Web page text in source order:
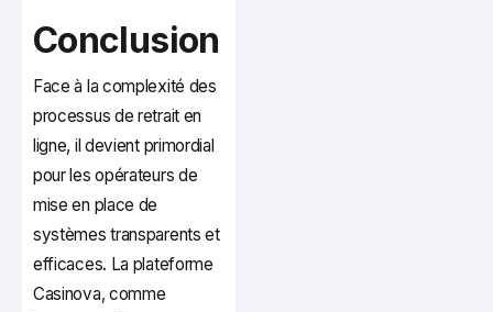
Conclusion
Face à la complexité des
processus de retrait en
ligne, il devient primordial
pour les opérateurs de
mise en place de
systèmes transparents et
efficaces. La plateforme
Casinova, comme